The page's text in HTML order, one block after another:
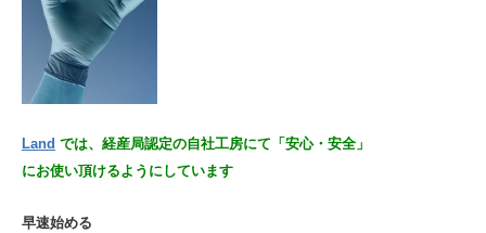
Land では、経産局認定の自社工房にて 「安心・安全」
にお使い頂けるように しています
早速始める